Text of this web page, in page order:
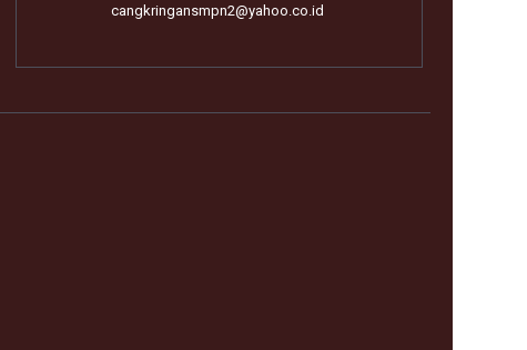
cangkringansmpn2@yahoo.co.id